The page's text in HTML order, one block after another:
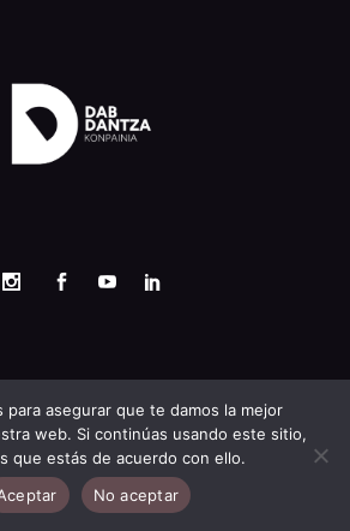
©Kubeox| DAB2026
DE PRIVACIDAD Y COOKIES
para asegurar que te damos la mejor
web. Si continúas usando este sitio,
que estás de acuerdo con ello.
No aceptar